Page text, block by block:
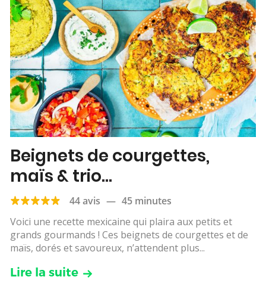
Beignets de courgettes,
maïs & trio
d’accompagnements
44 avis — 45 minutes
Voici une recette mexicaine qui plaira aux petits et
grands gourmands ! Ces beignets de courgettes et de
maïs, dorés et savoureux, n’attendent plus...
Lire la suite